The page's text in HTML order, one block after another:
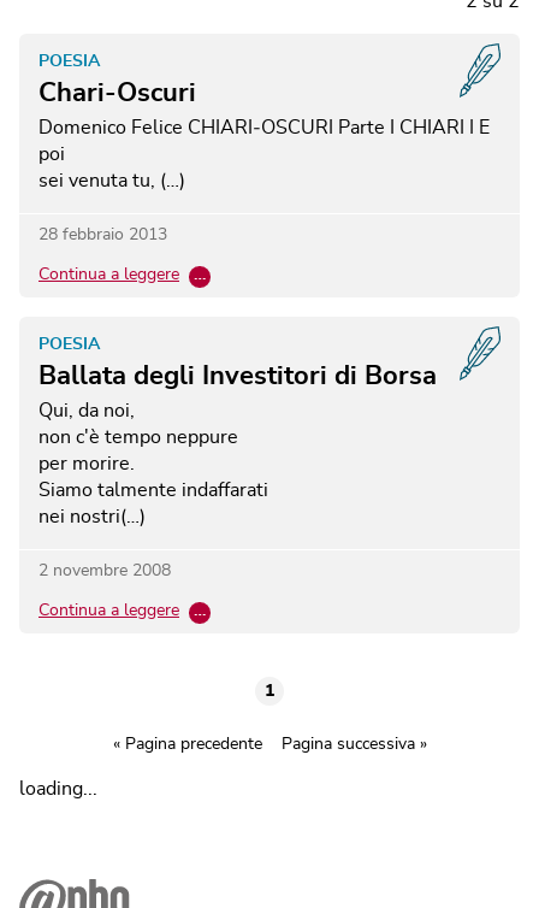
Chari-Oscuri
POESIA
Domenico Felice CHIARI‐OSCURI Parte I CHIARI
E
poi
sei venuta tu, (…)
28 febbraio 2013
Continua a leggere …
Ballata degli Investitori di Borsa
POESIA
Qui, da noi,
non c'è tempo neppure
per morire.
Siamo talmente indaffarati
nei nostri(…)
2 novembre 2008
Continua a leggere …
1
« Pagina precedente Pagina successiva »
loading...